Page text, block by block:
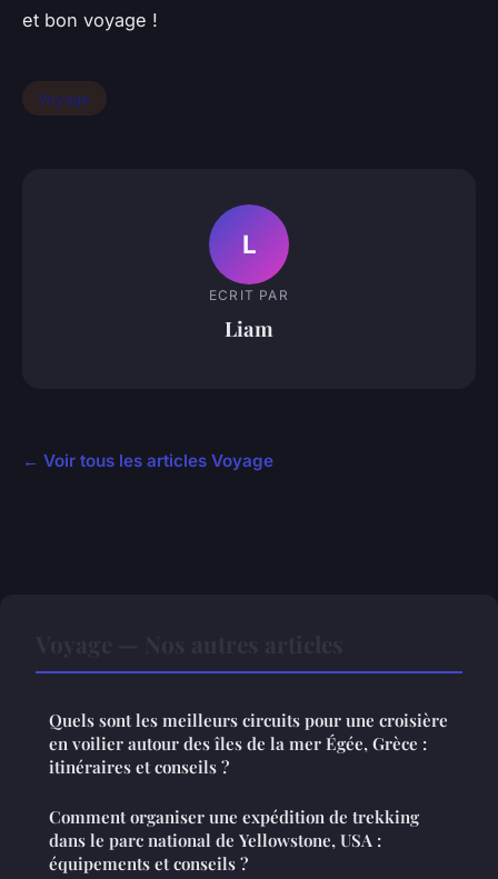
et bon voyage !
Voyage
L
ECRIT PAR
Liam
← Voir tous les articles Voyage
Quels sont les meilleurs circuits pour une croisière
en voilier autour des îles de la mer Égée, Grèce :
itinéraires et conseils ?
Comment organiser une expédition de trekking
dans le parc national de Yellowstone, USA :
équipements et conseils ?